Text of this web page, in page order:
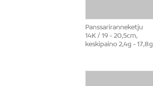
Panssariranneketju
14K / 19 - 20,5cm,
keskipaino 2,4g - 17,8g